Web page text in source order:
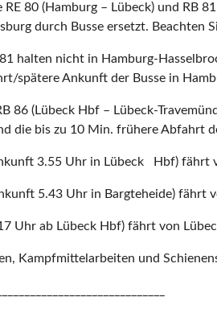
80 (Hamburg – Lübeck) und RB
durch Busse ersetzt. Beachten
halten nicht in Hamburg-
spätere Ankunft der Busse in
86 (Lübeck Hbf – Lübeck-
die bis zu 10 Min. frühere Abfahrt
3.55 Uhr in Lübeck Hbf) fährt
5.43 Uhr in Bargteheide) fährt
Uhr ab Lübeck Hbf) fährt von
Kampfmittelarbeiten und